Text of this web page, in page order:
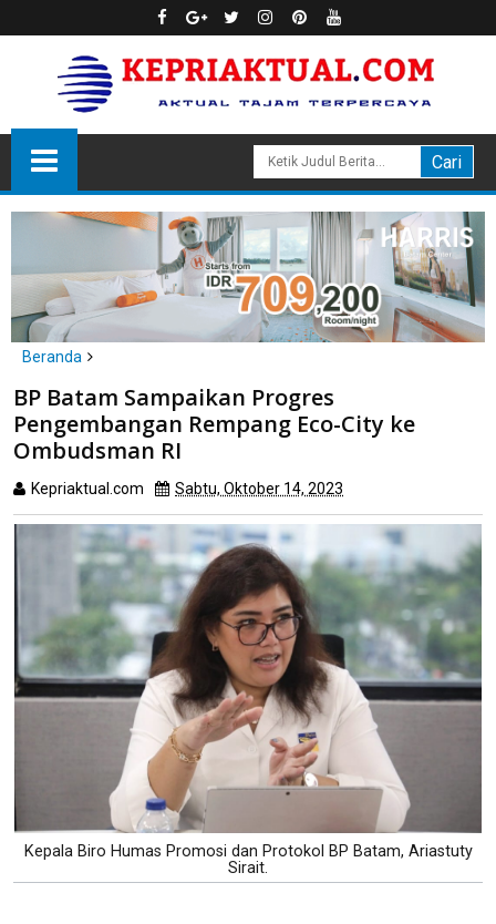
Beranda
BP Batam Sampaikan Progres Pengembangan Rempang Eco-
City ke Ombudsman RI
BP Batam Sampaikan Progres
Pengembangan Rempang Eco-City ke
Ombudsman RI
Kepriaktual.com Sabtu, Oktober 14, 2023
Kepala Biro Humas Promosi dan Protokol BP Batam, Ariastuty
Sirait.